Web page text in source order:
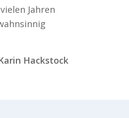
Jahren
Hackstock